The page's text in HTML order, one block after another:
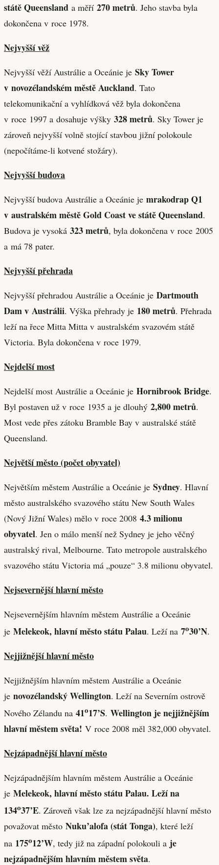
státě Queensland a měří 270 metrů. Jeho stavba byla
dokončena v roce 1978.
Nejvyšší věž
Nejvyšší věží Austrálie a Oceánie je Sky Tower
v novozélandském městě Auckland. Tato
telekomunikační a vyhlídková věž byla dokončena
v roce 1997 a dosahuje výšky 328 metrů. Sky Tower je
zároveň nejvyšší volně stojící stavbou jižní polokoule
(nepočítáme-li kotvené stožáry).
Nejvyšší budova
Nejvyšší budova Austrálie a Oceánie je mrakodrap Q1
v australském městě Gold Coast ve státě Queensland.
Budova je vysoká 323 metrů, byla dokončena v roce 2005
a má 78 pater.
Nejvyšší přehrada
Nejvyšší přehradou Austrálie a Oceánie je Dartmouth
Dam v Austrálii. Výška přehrady je 180 metrů. Přehrada
leží na řece Mitta Mitta v australském svazovém státě
Victoria. Byla dokončena v roce 1979.
Nejdelší most
Nejdelší most Austrálie a Oceánie je Hornibrook Bridge.
Byl postaven už v roce 1935 a je dlouhý 2,800 metrů.
Most vede přes zátoku Bramble Bay v australské státě
Queensland.
Největší město (počet obyvatel)
Největším městem Austrálie a Oceánie je Sydney. Hlavní
město australského svazového státu New South Wales
(Nový Jižní Wales) mělo v roce 2008 4.3 milionu
obyvatel. Jen o málo menší než Sydney je jeho věčný
australský rival, Melbourne. Tato metropole australského
svazového státu Victoria má „pouze“ 3.8 milionu obyvatel.
Nejsevernější hlavní město
Nejsevernějším hlavním městem Austrálie a Oceánie
je Melekeok, hlavní město státu Palau. Leží na 7o30’N.
Nejjižnější hlavní město
Nejjižnějším hlavním městem Austrálie a Oceánie
je novozélandský Wellington. Leží na Severním ostrově
Nového Zélandu na 41o17’S. Wellington je nejjižnějším
hlavní městem světa! V roce 2008 měl 382,000 obyvatel.
Nejzápadnější hlavní město
Nejzápadnějším hlavním městem Austrálie a Oceánie
je Melekeok, hlavní město státu Palau. Leží na
134o37’E. Zároveň však lze za nejzápadnější hlavní město
považovat město Nuku’alofa (stát Tonga), které leží
na 175o12’W, tedy již na západní polokouli a je
nejzápadnějším hlavním městem světa.